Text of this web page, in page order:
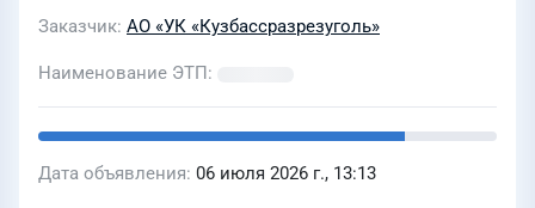
Заказчик АО «УК «Кузбассразрезуголь»
Наименование ЭТП
Дата объявления 06 июля 2026 г., 13:13